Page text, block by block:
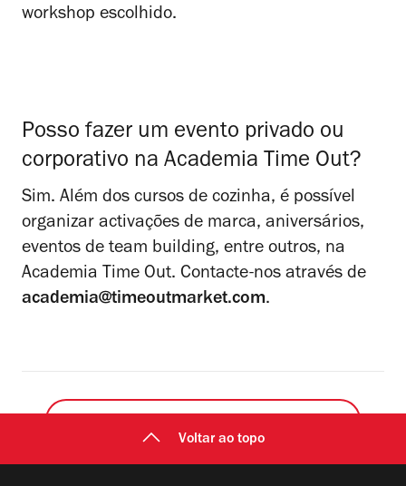
workshop escolhido.
Posso fazer um evento privado ou
corporativo na Academia Time Out?
Sim. Além dos cursos de cozinha, é possível
organizar activações de marca, aniversários,
eventos de team building, entre outros, na
Academia Time Out. Contacte-nos através de
academia@timeoutmarket.com.
Voltar ao topo